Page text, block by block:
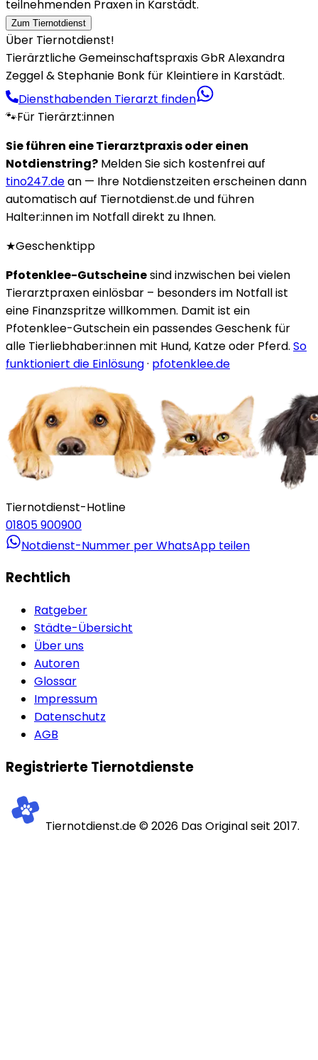
teilnehmenden Praxen in Karstädt.
Zum Tiernotdienst
Über Tiernotdienst!
Tierärztliche Gemeinschaftspraxis GbR Alexandra
Zeggel & Stephanie Bonk für Kleintiere in Karstädt.
Diensthabenden Tierarzt finden
🐾Für Tierärzt:innen
Sie führen eine Tierarztpraxis oder einen
Notdienstring? Melden Sie sich kostenfrei auf
tino247.dean — Ihre Notdienstzeiten erscheinen dann
automatisch auf Tiernotdienst.de und führen
Halter:innen im Notfall direkt zu Ihnen.
★Geschenktipp
Pfotenklee-Gutscheinesind inzwischen bei vielen
Tierarztpraxen einlösbar – besonders im Notfall ist
eine Finanzspritze willkommen. Damit ist ein
Pfotenklee-Gutschein ein passendes Geschenk für
alle Tierliebhaber:innen mit Hund, Katze oder Pferd. So
funktioniert die Einlösung· pfotenklee.de
Tiernotdienst-Hotline
01805 900900
Notdienst-Nummer per WhatsApp teilen
Rechtlich
Ratgeber
Städte-Übersicht
Über uns
Autoren
Glossar
Impressum
Datenschutz
AGB
Registrierte Tiernotdienste
Tiernotdienst.de ©2026 Das Original seit 2017.